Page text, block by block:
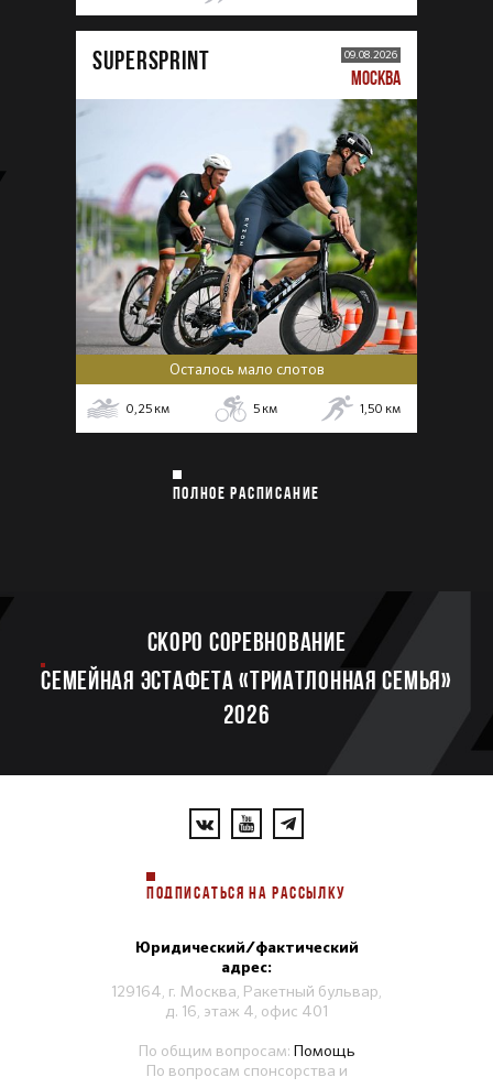
SUPERSPRINT 09.08.2026
МОСКВА
Осталось мало слотов
0,25 км 5 км 1,50 км
ПОЛНОЕ РАСПИСАНИЕ
Скоро соревнование
Семейная эстафета «Триатлонная семья»
2026
ПОДПИСАТЬСЯ НА РАССЫЛКУ
Юридический/фактический
адрес:
129164, г. Москва, Ракетный бульвар,
д. 16, этаж 4, офис 401
По общим вопросам: Помощь
По вопросам спонсорства и